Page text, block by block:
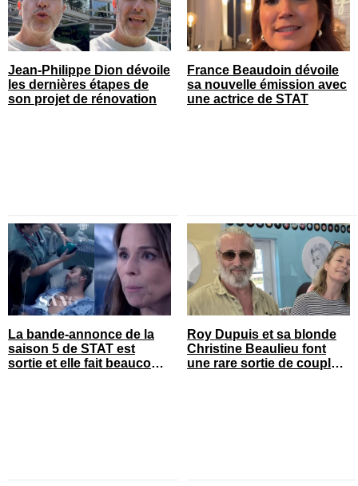
Jean-Philippe Dion dévoile
les dernières étapes de
son projet de rénovation
France Beaudoin dévoile
sa nouvelle émission avec
une actrice de STAT
La bande-annonce de la
saison 5 de STAT est
sortie et elle fait beaucoup
Roy Dupuis et sa blonde
Christine Beaulieu font
une rare sortie de couple